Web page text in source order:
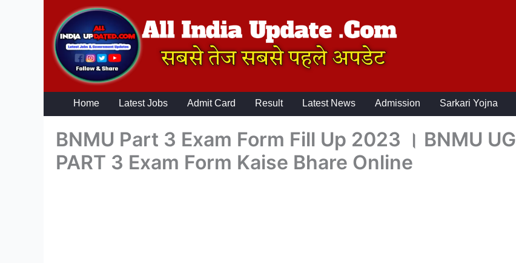
Home Latest Jobs Admit Card Result Latest News Admission Sarkari Yojna
BNMU Part 3 Exam Form Fill Up 2023 । BNMU UG
PART 3 Exam Form Kaise Bhare Online